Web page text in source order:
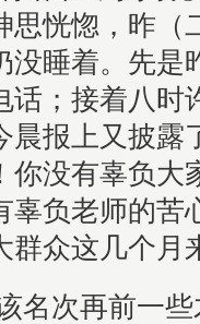
思恍惚，昨（
没睡着。先是
话；接着八时
晨报上又披露
你没有辜负大
辜负老师的苦
群众这几个月
名次再前一